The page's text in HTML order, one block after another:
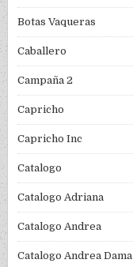
Botas Vaqueras
Caballero
Campaña 2
Capricho
Capricho Inc
Catalogo
Catalogo Adriana
Catalogo Andrea
Catalogo Andrea Dama